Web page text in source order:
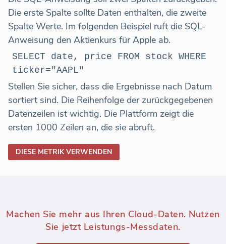
Die erste Spalte sollte Daten enthalten, die zweite
Spalte Werte. Im folgenden Beispiel ruft die SQL-
Anweisung den Aktienkurs für Apple ab.
SELECT date, price FROM stock WHERE
ticker="AAPL"
Stellen Sie sicher, dass die Ergebnisse nach Datum
sortiert sind. Die Reihenfolge der zurückgegebenen
Datenzeilen ist wichtig. Die Plattform zeigt die
ersten 1000 Zeilen an, die sie abruft.
DIESE METRIK VERWENDEN
Machen Sie mehr aus Ihren Cloud-Daten. Nutzen
Sie jetzt Leistungs-Messdaten.